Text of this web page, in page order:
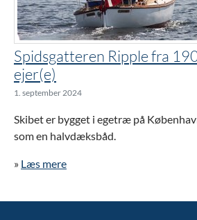
Spidsgatteren Ripple fra
ejer(e)
1. september 2024
Skibet er bygget i egetræ på
som en halvdæksbåd.
» Læs mere